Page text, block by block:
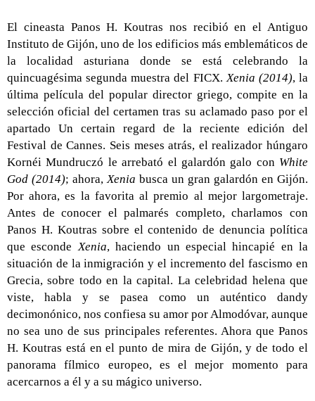
El cineasta Panos H. Koutras nos recibió en el Antiguo
Instituto de Gijón, uno de los edificios más emblemáticos de
la localidad asturiana donde se está celebrando la
quincuagésima segunda muestra del FICX.Xenia (2014), la
última película del popular director griego, compite en la
selección oficial del certamen tras su aclamado paso por el
apartado Un certain regard de la reciente edición del
Festival de Cannes. Seis meses atrás, el realizador húngaro
Kornéi Mundruczó le arrebató el galardón galo con White
God (2014); ahora,Xenia busca un gran galardón en Gijón.
Por ahora, es la favorita al premio al mejor largometraje.
Antes de conocer el palmarés completo, charlamos con
Panos H. Koutras sobre el contenido de denuncia política
que escondeXenia, haciendo un especial hincapié en la
situación de la inmigración y el incremento del fascismo en
Grecia, sobre todo en la capital. La celebridad helena que
viste, habla y se pasea como un auténtico dandy
decimonónico, nos confiesa su amor por Almodóvar, aunque
no sea uno de sus principales referentes. Ahora que Panos
H. Koutras está en el punto de mira de Gijón, y de todo el
panorama fílmico europeo, es el mejor momento para
acercarnos a él y a su mágico universo.